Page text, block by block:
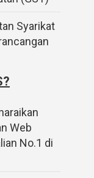
Syarikat
Web
No.1 di